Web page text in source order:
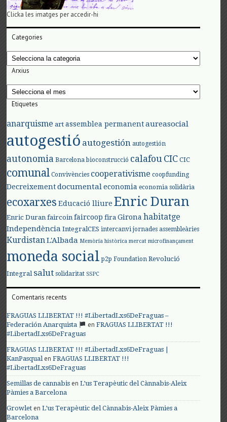
Clicka les imatges per accedir-hi
Categories
Categories
Arxius
Arxius
Etiquetes
anarquisme art assemblea permanent aureasocial
autogestió autogestión autogestión
autonomia Barcelona bioconstrucció calafouCIC CIC
comunal Convivències cooperativisme coopfunding
Decreixement documental economia economia solidària
ecoxarxes Educació lliure Enric Duran
Enric Duran faircoin faircoop fira Girona habitatge
Independència IntegralCES intercanvi jornades assembleàries
KurdistanL'Albada Memòria històrica mercat microfinançament
moneda social p2p Foundation Revolució
Integral salut solidaritat SSPC
Comentaris recents
FRAGUAS LLIBERTAT !!! #LibertadLxs6DeFraguas –
Federación Anarquista
enFRAGUAS LLIBERTAT !!!
#LibertadLxs6DeFraguas
FRAGUAS LLIBERTAT !!! #LibertadLxs6DeFraguas |
KanPasqualenFRAGUAS LLIBERTAT !!!
#LibertadLxs6DeFraguas
Semillas de cannabis enL’us Terapèutic del Cànnabis-Aleix
Pàmies a Barcelona
Growlet enL’us Terapèutic del Cànnabis-Aleix Pàmies a
Barcelona